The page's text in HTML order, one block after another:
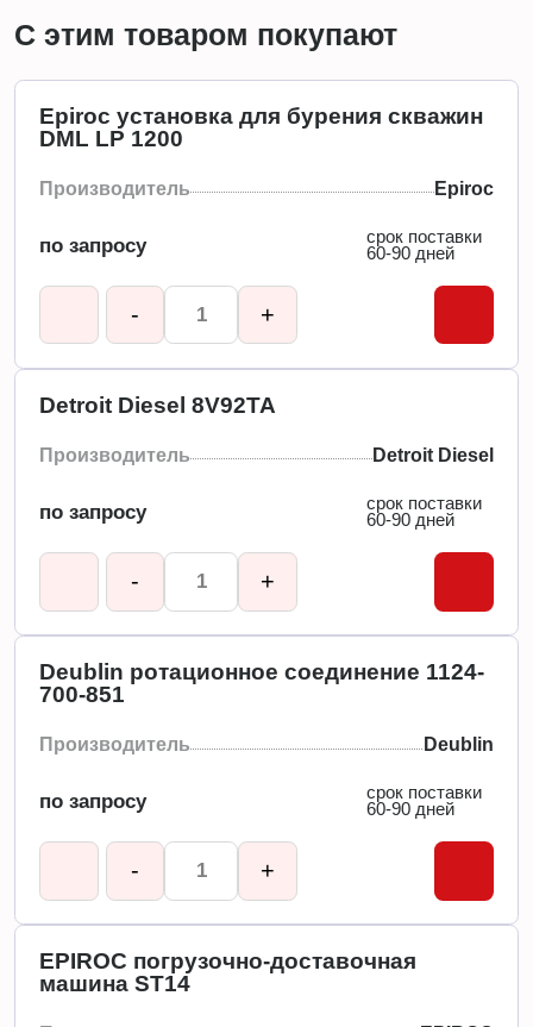
С этим товаром покупают
Epiroc установка для бурения скважин
DML LP 1200
Производитель Epiroc
по запросу
срок поставки
60-90 дней
- +
Detroit Diesel 8V92TA
Производитель Detroit Diesel
по запросу
срок поставки
60-90 дней
- +
Deublin ротационное соединение 1124-
700-851
Производитель Deublin
по запросу
срок поставки
60-90 дней
- +
EPIROC погрузочно-доставочная
машина ST14